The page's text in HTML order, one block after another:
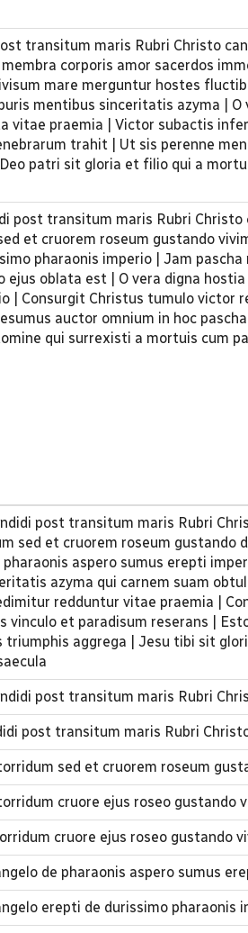
transitum maris Rubri Christo
corporis amor sacerdos
mare merguntur hostes
mentibus sinceritatis azyma |
vitae praemia | Victor subactis
trahit | Ut sis perenne
patri sit gloria et filio qui a
post transitum maris Rubri Christo
et cruorem roseum gustando
pharaonis imperio | Jam
oblata est | O vera digna
| Consurgit Christus tumulo victor
auctor omnium in hoc
qui surrexisti a mortuis cum
post transitum maris Rubri
sed et cruorem roseum gustando
aspero sumus erepti
azyma qui carnem suam
redduntur vitae praemia |
et paradisum reserans |
aggrega | Jesu tibi sit
post transitum maris Rubri
post transitum maris Rubri
sed et cruorem roseum
cruore ejus roseo gustando
cruore ejus roseo gustando
de pharaonis aspero sumus
erepti de durissimo pharaonis